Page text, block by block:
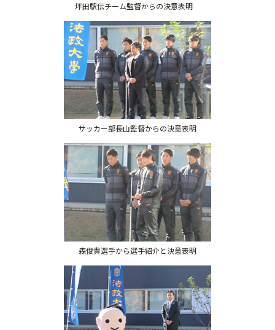
坪田駅伝チーム監督からの決意表明
サッカー部長山監督からの決意表明
森俊貴選手から選手紹介と決意表明